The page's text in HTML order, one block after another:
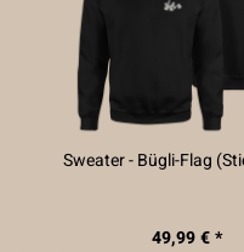
Sweater - Bügli-Flag
49,99 € *